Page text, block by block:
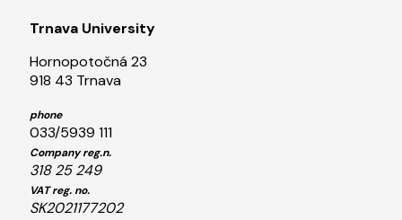
Trnava University
Hornopotočná 23
918 43 Trnava
phone
033/5939 111
Company reg.n.
318 25 249
VAT reg. no.
SK2021177202